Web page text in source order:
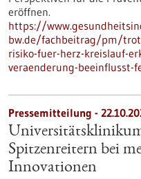
eröffnen.
https://
bw.de/fachbeitrag/pm/
risiko-fuer-herz-kreislauf-
veraenderung-beeinflusst-
Pressemitteilung -
Spitzenreitern bei
Innovationen